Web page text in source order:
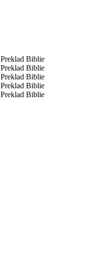
Preklad Biblie
Preklad Biblie
Preklad Biblie
Preklad Biblie
Preklad Biblie